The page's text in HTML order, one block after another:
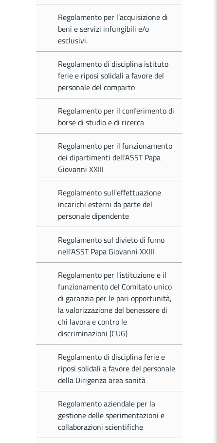
Regolamento per l’acquisizione di
beni e servizi infungibili e/o
esclusivi.
Regolamento di disciplina istituto
ferie e riposi solidali a favore del
personale del comparto
Regolamento per il conferimento di
borse di studio e di ricerca
Regolamento per il funzionamento
dei dipartimenti dell'ASST Papa
Giovanni XXIII
Regolamento sull'effettuazione
incarichi esterni da parte del
personale dipendente
Regolamento sul divieto di fumo
nell'ASST Papa Giovanni XXIII
Regolamento per l'istituzione e il
funzionamento del Comitato unico
di garanzia per le pari opportunità,
la valorizzazione del benessere di
chi lavora e contro le
discriminazioni (CUG)
Regolamento di disciplina ferie e
riposi solidali a favore del personale
della Dirigenza area sanità
Regolamento aziendale per la
gestione delle sperimentazioni e
collaborazioni scientifiche